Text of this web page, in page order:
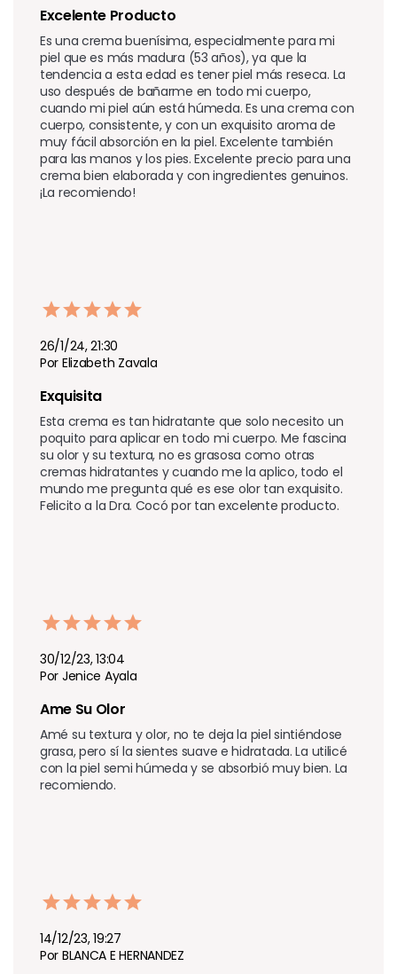
Excelente Producto
Es una crema buenísima, especialmente para mi
piel que es más madura (53 años), ya que la
tendencia a esta edad es tener piel más reseca. La
uso después de bañarme en todo mi cuerpo,
cuando mi piel aún está húmeda. Es una crema con
cuerpo, consistente, y con un exquisito aroma de
muy fácil absorción en la piel. Excelente también
para las manos y los pies. Excelente precio para una
crema bien elaborada y con ingredientes genuinos.
¡La recomiendo!
26/1/24, 21:30
Por Elizabeth Zavala
Exquisita
Esta crema es tan hidratante que solo necesito un
poquito para aplicar en todo mi cuerpo. Me fascina
su olor y su textura, no es grasosa como otras
cremas hidratantes y cuando me la aplico, todo el
mundo me pregunta qué es ese olor tan exquisito.
Felicito a la Dra. Cocó por tan excelente producto.
30/12/23, 13:04
Por Jenice Ayala
Ame Su Olor
Amé su textura y olor, no te deja la piel sintiéndose
grasa, pero sí la sientes suave e hidratada. La utilicé
con la piel semi húmeda y se absorbió muy bien. La
recomiendo.
14/12/23, 19:27
Por BLANCA E HERNANDEZ